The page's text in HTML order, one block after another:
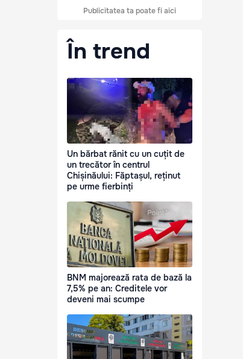
Publicitatea ta poate fi aici
În trend
Un bărbat rănit cu un cuțit de
un trecător în centrul
Chișinăului: Făptașul, reținut
pe urme fierbinți
BNM majorează rata de bază la
7,5% pe an: Creditele vor
deveni mai scumpe